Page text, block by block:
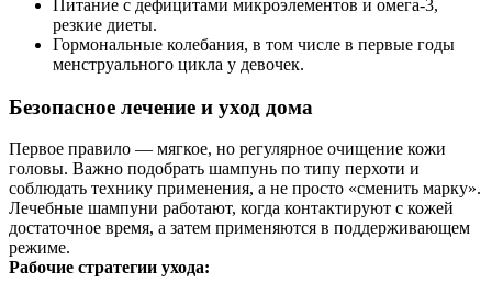
Питание с дефицитами микроэлементов и омега‑3,
резкие диеты.
Гормональные колебания, в том числе в первые годы
менструального цикла у девочек.
Безопасное лечение и уход дома
Первое правило — мягкое, но регулярное очищение кожи
головы. Важно подобрать шампунь по типу перхоти и
соблюдать технику применения, а не просто «сменить марку».
Лечебные шампуни работают, когда контактируют с кожей
достаточное время, а затем применяются в поддерживающем
режиме.
Рабочие стратегии ухода: